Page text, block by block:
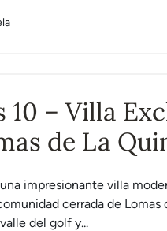
10 – Villa
de La
impresionante villa
cerrada de Lomas
del golf y...